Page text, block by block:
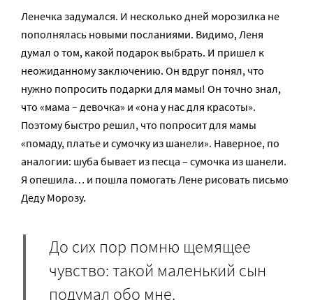
Ленечка задумался. И несколько дней морозилка не
пополнялась новыми посланиями. Видимо, Леня
думал о том, какой подарок выбрать. И пришел к
неожиданному заключению. Он вдруг понял, что
нужно попросить подарки для мамы! Он точно знал,
что «мама – девочка» и «она у нас для красоты».
Поэтому быстро решил, что попросит для мамы
«помаду, платье и сумочку из шанели». Наверное, по
аналогии: шуба бывает из песца – сумочка из шанели.
Я опешила… и пошла помогать Лене рисовать письмо
Деду Морозу.
До сих пор помню щемящее
чувство: такой маленький сын
подумал обо мне.